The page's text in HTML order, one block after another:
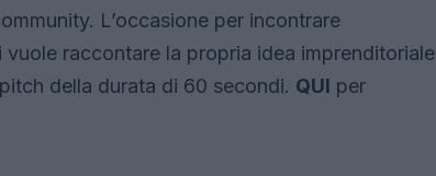
L’occasione per incontrare
raccontare la propria idea imprenditoriale
della durata di 60 secondi. QUI per